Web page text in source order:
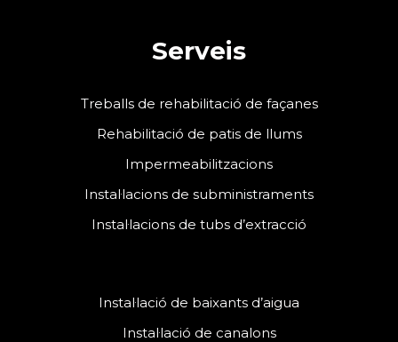
Serveis
Treballs de rehabilitació de façanes
Rehabilitació de patis de llums
Impermeabilitzacions
Instal·lacions de subministraments
Instal·lacions de tubs d’extracció
Instal·lació de baixants d’aigua
Instal·lació de canalons